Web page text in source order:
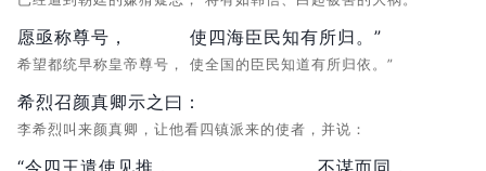
愿亟称尊号，
希望都统早称皇帝尊号，
使四海臣民知有所归。”
使全国的臣民知道有所归依。”
希烈召颜真卿示之曰：
李希烈叫来颜真卿，让他看四镇派来的使者，并说：
“今四王遣使见推， 不谋而同，